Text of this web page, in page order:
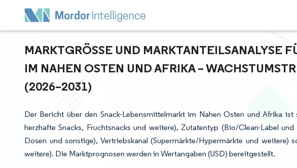
MARKTGRÖSSE UND MARKTANTEILSANALYSE
M NAHEN OSTEN UND AFRIKA –
2026–2031)
Der Bericht über den Snack-Lebensmittelmarkt im Nahen Osten und Afrika
herzhafte Snacks, Fruchtsnacks und weitere), Zutatentyp (Bio/Clean-Label
Dosen und sonstige), Vertriebskanal (Supermärkte/Hypermärkte und weitere)
weitere). Die Marktprognosen werden in Wertangaben (USD) bereitgestellt.